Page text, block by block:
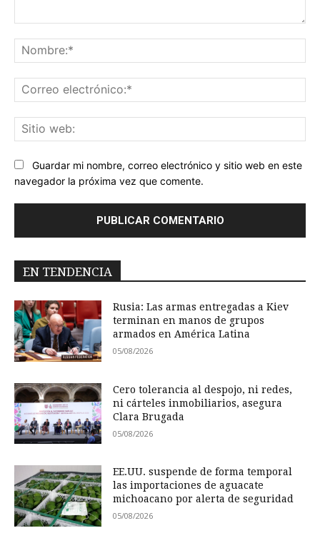
Guardar mi nombre, correo electrónico y sitio web en este
navegador la próxima vez que comente.
EN TENDENCIA
Rusia: Las armas entregadas a Kiev
terminan en manos de grupos
armados en América Latina
05/08/2026
Cero tolerancia al despojo, ni redes,
ni cárteles inmobiliarios, asegura
Clara Brugada
05/08/2026
EE.UU. suspende de forma temporal
las importaciones de aguacate
michoacano por alerta de seguridad
05/08/2026